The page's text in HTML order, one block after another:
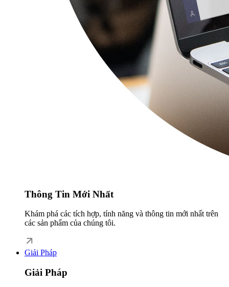
Thông Tin Mới Nhất
Khám phá các tích hợp, tính năng và thông tin mới nhất trên
các sản phẩm của chúng tôi.
Giải Pháp
Giải Pháp